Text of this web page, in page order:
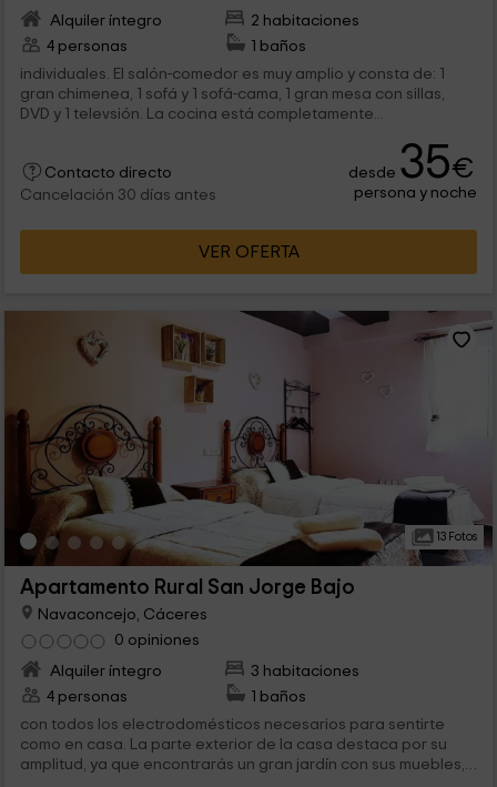
Alquiler íntegro
2 habitaciones
4 personas
1 baños
individuales. El salón-comedor es muy amplio y consta de: 1
gran chimenea, 1 sofá y 1 sofá-cama, 1 gran mesa con sillas,
DVD y 1 televsión. La cocina está completamente...
Contacto directo
Cancelación 30 días antes
desde 35€
persona y noche
VER OFERTA
13 Fotos
Apartamento Rural San Jorge Bajo
Navaconcejo, Cáceres
0 opiniones
Alquiler íntegro
3 habitaciones
4 personas
1 baños
con todos los electrodomésticos necesarios para sentirte
como en casa. La parte exterior de la casa destaca por su
amplitud, ya que encontrarás un gran jardín con sus muebles,